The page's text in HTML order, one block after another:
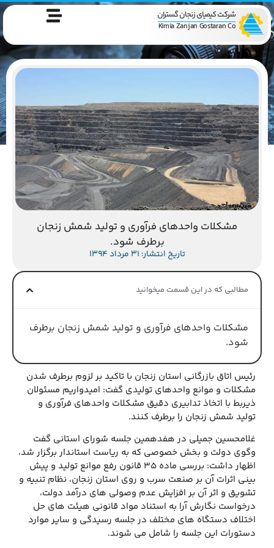
شرکت کیمیای زنجان گستران
Kimia Zanjan Gostaran Co
مشکلات واحدهای فرآوری و تولید شمش زنجان
برطرف شود.
تاریخ انتشار: 31 مرداد 1394
مطالبی که در این قسمت میخوانید
مشکلات واحدهای فرآوری و تولید شمش زنجان برطرف
شود.
رئیس اتاق بازرگانی استان زنجان با تاکید بر لزوم برطرف شدن
مشکلات و موانع واحدهای تولیدی گفت: امیدواریم مسئولان
ذیربط با اتخاذ تدابیری دقیق مشکلات واحدهای فرآوری و
تولید شمش زنجان را برطرف کنند.
غلامحسین جمیلی در هفدهمین جلسه شورای استانی گفت
وگوی دولت و بخش خصوصی که به ریاست استاندار برگزار شد،
اظهار داشت: بررسی ماده 35 قانون رفع موانع تولید و پیش
بینی اثرات آن بر صنعت سرب و روی استان زنجان، نظام تنبیه و
تشویق و اثر آن بر افزایش عدم وصولی های درآمد دولت،
درخواست نگارش آرا به استناد مواد قانونی هیئت های حل
اختلاف دستگاه های مختلف در جلسه رسیدگی و سایر موارد
دستورات این جلسه را شامل می شوند.